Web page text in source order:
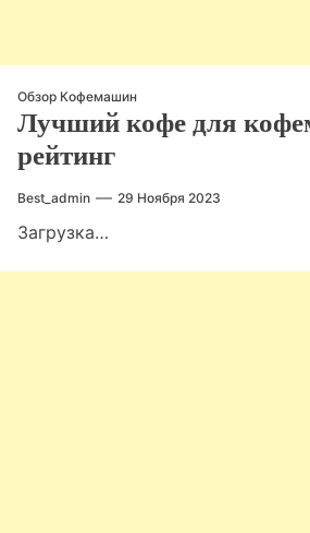
Обзор Кофемашин
Лучший кофе для
рейтинг
Best_admin 29 Ноября 2023
Загрузка…